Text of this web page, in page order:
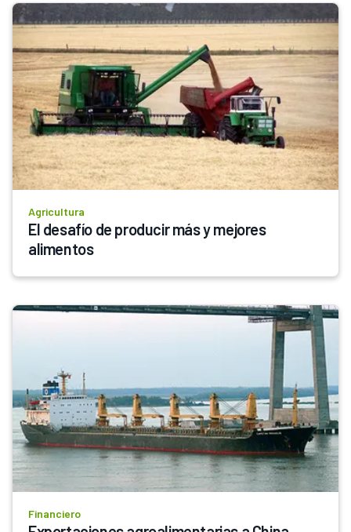
Agricultura
El desafío de producir más y mejores
alimentos
Financiero